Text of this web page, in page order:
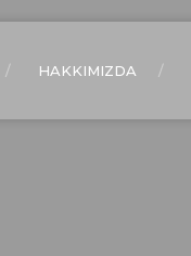
HAKKIMIZDA